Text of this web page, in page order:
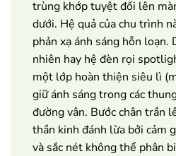
trùng khớp tuyệt đối lên
dưới. Hệ quả của chu trình
phản xạ ánh sáng hỗn loạn.
nhiên hay hệ đèn rọi
một lớp hoàn thiện siêu lì
giữ ánh sáng trong các
đường vân. Bước chân trần
thần kinh đánh lừa bởi cảm
và sắc nét không thể phân